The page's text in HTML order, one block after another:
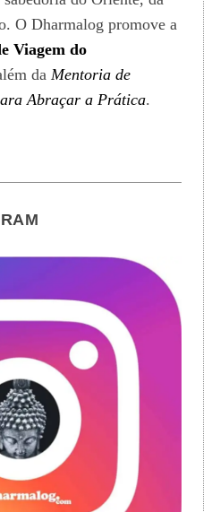
O Dharmalog promove a
Viagem do
da Mentoria de
Abraçar a Prática.